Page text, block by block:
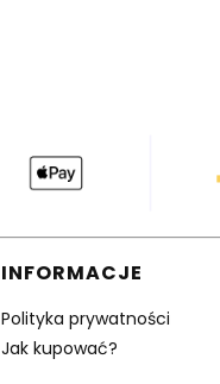
INFORMACJE
Polityka prywatności
Jak kupować?